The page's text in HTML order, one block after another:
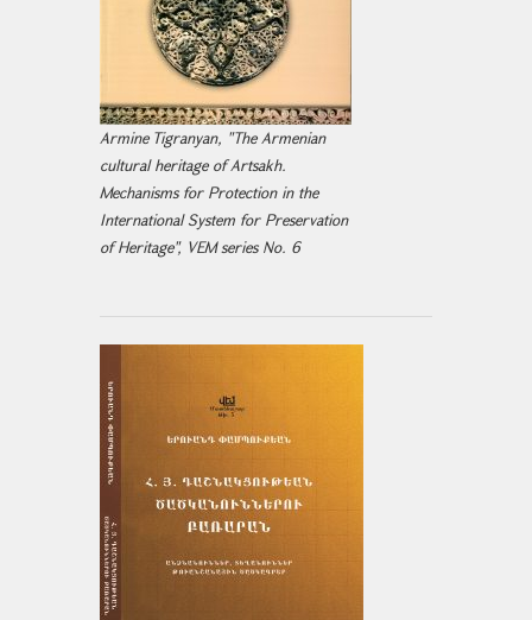
Armine Tigranyan, "The Armenian
cultural heritage of Artsakh.
Mechanisms for Protection in the
International System for Preservation
of Heritage", VEM series No. 6